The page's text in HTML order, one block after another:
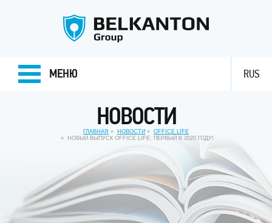
RUS
МЕНЮ
НОВОСТИ
ГЛАВНАЯ НОВОСТИ
OFFICE LIFE
НОВЫЙ ВЫПУСК OFFICE LIFE: ПЕРВЫЙ В 2020 ГОДУ!